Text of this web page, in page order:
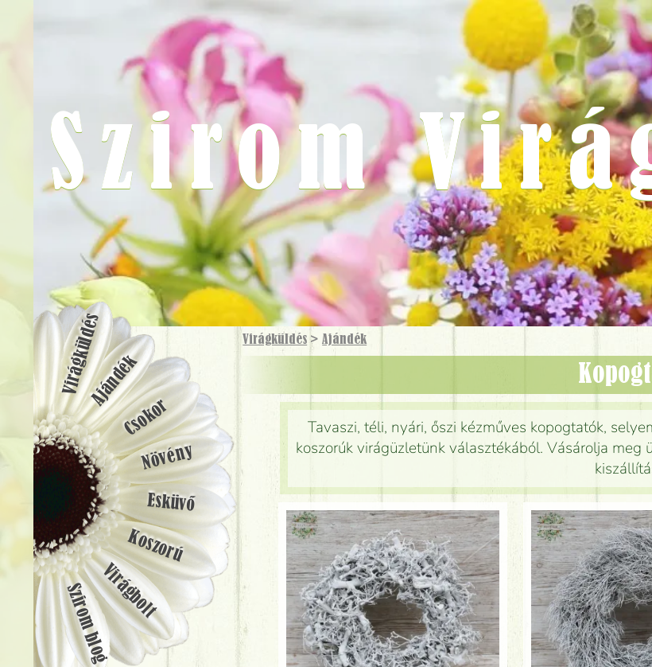
Virágküldés >Ajándék
Tavaszi, téli, nyári, őszi kézműves kopogtatók,
koszorúk virágüzletünk választékából. Vásárolja
Szirom
VirágküldésAjándék
Csokor
Növény
Esküvő
Koszorú
Virágbolt
Szirom blog